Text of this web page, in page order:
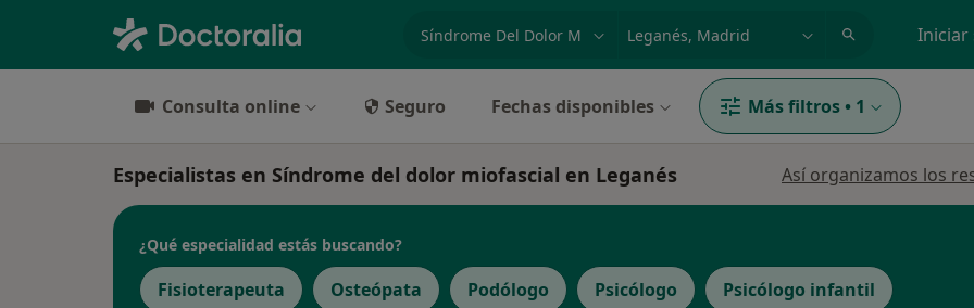
especialidad, enfermedad o nombre
p. ej. Madrid Iniciar
Consulta online Seguro Fechas disponibles Más filtros • 1
Especialistas en Síndrome del dolor miofascial en Leganés Así organizamos los
¿Qué especialidad estás buscando?
Fisioterapeuta Osteópata Podólogo Psicólogo Psicólogo infantil